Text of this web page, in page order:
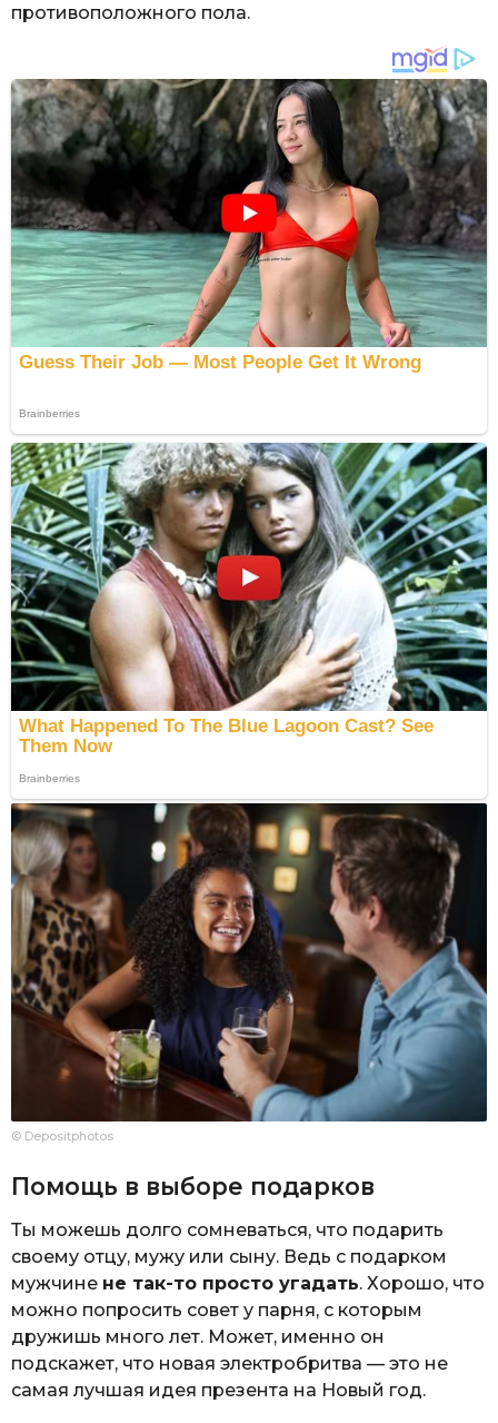
противоположного пола.
© Depositphotos
Помощь в выборе подарков
Ты можешь долго сомневаться, что подарить
своему отцу, мужу или сыну. Ведь с подарком
мужчине не так-то просто угадать. Хорошо, что
можно попросить совет у парня, с которым
дружишь много лет. Может, именно он
подскажет, что новая электробритва — это не
самая лучшая идея презента на Новый год.